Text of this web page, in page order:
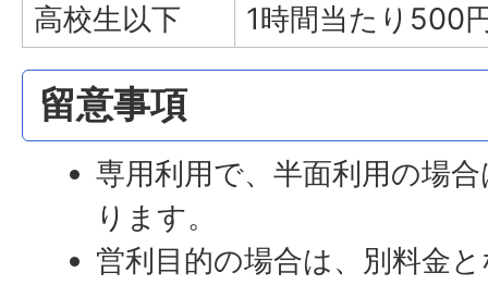
高校生以下
1時間当たり500
留意事項
専用利用で、半面利用の場
ります。
営利目的の場合は、別料金